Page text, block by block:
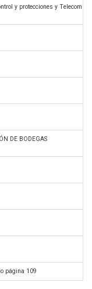
y protecciones y
DE BODEGAS
página 109